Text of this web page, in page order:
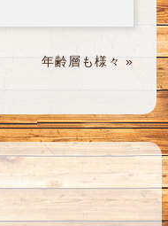
年齢層も様々 »